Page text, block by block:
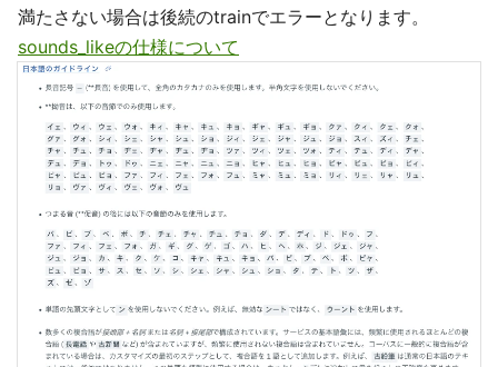
満たさない場合は後続のtrainでエラーとなります。
sounds_likeの仕様について